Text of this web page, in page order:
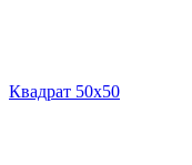
Квадрат 50х50